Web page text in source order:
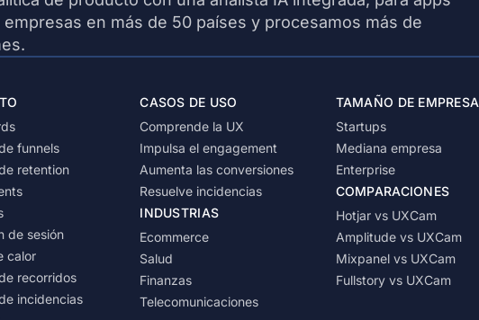
en más de 50 países y procesamos más de
funnels
retention
de sesión
calor
recorridos
incidencias
CASOS DE USO
Comprende la UX
Impulsa el engagement
Aumenta las conversiones
Resuelve incidencias
INDUSTRIAS
Ecommerce
Salud
Finanzas
Telecomunicaciones
TAMAÑO DE EMPRESA
Startups
Mediana empresa
Enterprise
COMPARACIONES
Hotjar vs UXCam
Amplitude vs UXCam
Mixpanel vs UXCam
Fullstory vs UXCam